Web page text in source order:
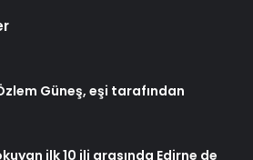
Güneş, eşi tarafından
ilk 10 ili arasında Edirne de